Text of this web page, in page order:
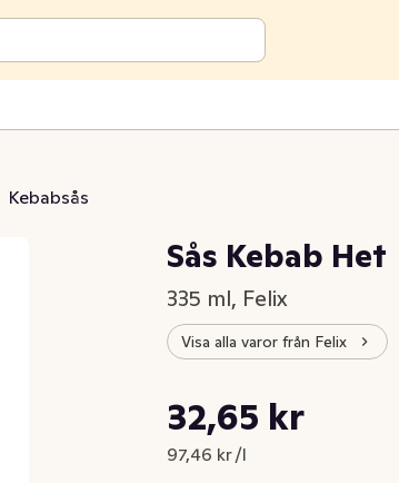
Kebabsås
Sås Kebab Het
335 ml, Felix
Visa alla varor från Felix
Nuvarande pris är: 32,65 kr
32,65 kr
97,46 kr /l
Styckpris: 97,46 kr /l